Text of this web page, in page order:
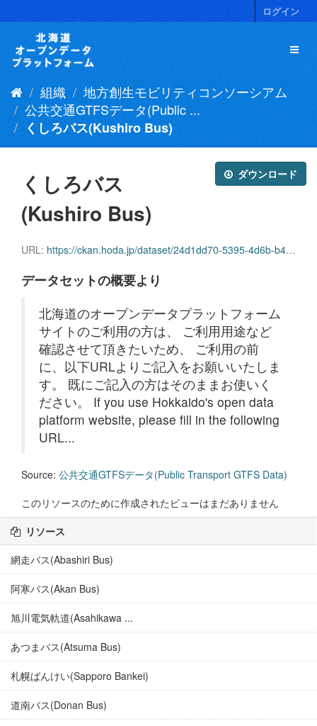
キ
ログイン
組織
地方創生モビリティコンソーシアム
公共交通GTFSデータ(Public ...
くしろバス(Kushiro Bus)
ダウンロード
くしろバス
(Kushiro Bus)
URL: https://ckan.hoda.jp/dataset/24d1dd70-5395-4d6b-b41f-0d83e8eabdb9/resource/dd2557d2-39f9-4e03-8703-117c64eaabe2/download/kushiro_bus.zip
データセットの概要より
北海道のオープンデータプラットフォーム
サイトのご利用の方は、 ご利用用途など
確認させて頂きたいため、 ご利用の前
に、以下URLよりご記入をお願いいたしま
す。 既にご記入の方はそのままお使いく
ださい。 If you use Hokkaido's open data
platform website, please fill in the following
URL...
Source: 公共交通GTFSデータ(Public Transport GTFS Data)
このリソースのために作成されたビューはまだありません
リソース
網走バス(Abashiri Bus)
阿寒バス(Akan Bus)
旭川電気軌道(Asahikawa ...
あつまバス(Atsuma Bus)
札幌ばんけい(Sapporo Bankei)
道南バス(Donan Bus)